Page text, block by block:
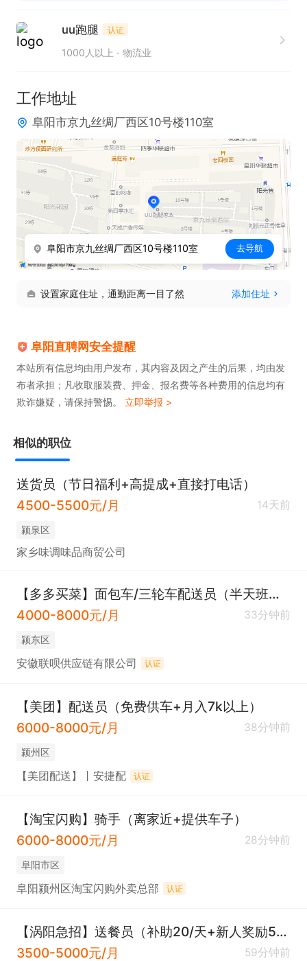
uu跑腿 认证
1000人以上 物流业
工作地址
阜阳市京九丝绸厂西区10号楼110室
阜阳市京九丝绸厂西区10号楼110室 去导航
设置家庭住址，通勤距离一目了然 添加住址
阜阳直聘网安全提醒
本站所有信息均由用户发布，其内容及因之产生的后果，均由发
布者承担；凡收取服装费、押金、报名费等各种费用的信息均有
欺诈嫌疑，请保持警惕。 立即举报 >
相似的职位
送货员（节日福利+高提成+直接打电话）
4500-5500元/月
14天前
颍泉区
家乡味调味品商贸公司
【多多买菜】面包车/三轮车配送员（半天班）需装卸都是小商品
4000-8000元/月
33分钟前
颍东区
安徽联呗供应链有限公司 认证
【美团】配送员（免费供车+月入7k以上）
6000-8000元/月
38分钟前
颍州区
【美团配送】丨安捷配 认证
【淘宝闪购】骑手（离家近+提供车子）
6000-8000元/月
28分钟前
阜阳市区
阜阳颍州区淘宝闪购外卖总部 认证
【涡阳急招】送餐员（补助20/天+新人奖励500）
3500-5000元/月
59分钟前